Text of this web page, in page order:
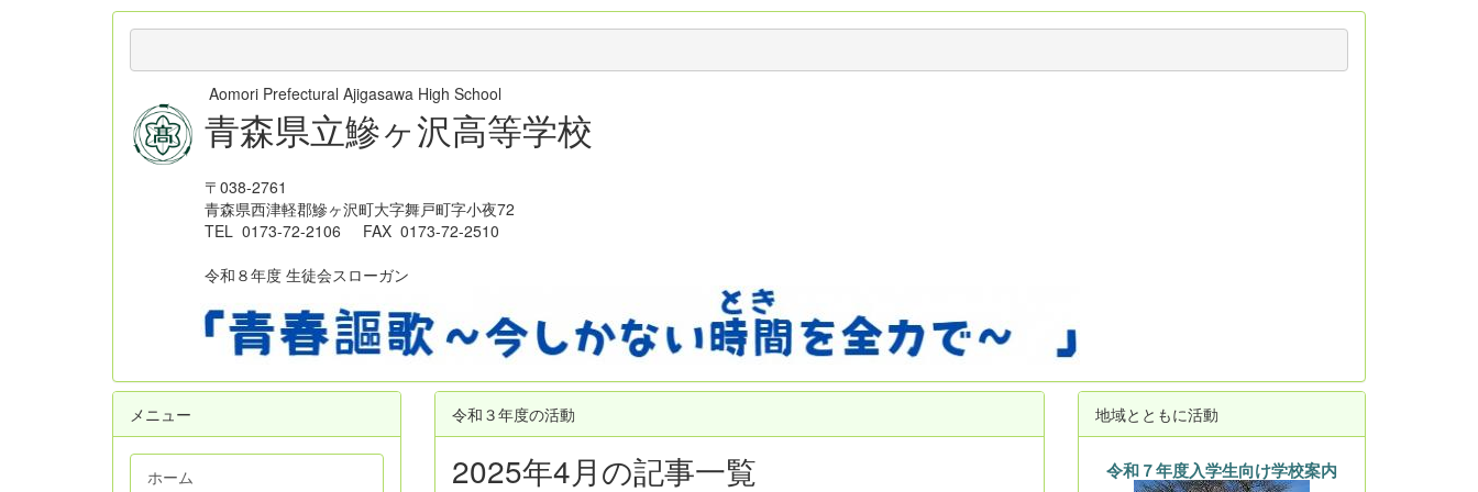
Aomori Prefectural Ajigasawa High School
青森県立鰺ヶ沢高等学校
〒038-2761
青森県西津軽郡鰺ヶ沢町大字舞戸町字小夜72
TEL 0173-72-2106 FAX 0173-72-2510
令和８年度 生徒会スローガン
令和３年度の活動
2025年4月の記事一覧
メニュー
ホーム
地域とともに活動
令和７年度入学生向け学校案内